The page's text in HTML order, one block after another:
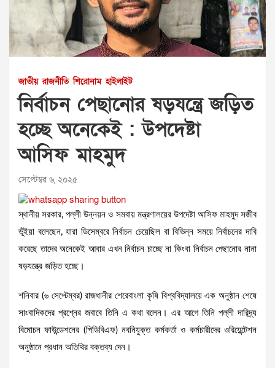
জাতীয় রাজনীতি শিরোনাম হাইলাইট
নির্বাচন পেছানোর ষড়যন্ত্রে জড়িত
হচ্ছে অনেকেই : উপদেষ্টা
আসিফ মাহমুদ
সেপ্টেম্বর ৬, ২০২৫
স্থানীয় সরকার, পল্লী উন্নয়ন ও সমবায় মন্ত্রণালয়ের উপদেষ্টা আসিফ মাহমুদ সজীব
ভূঁইয়া বলেছেন, যারা ডিসেম্বরে নির্বাচন চেয়েছিল বা বিভিন্ন সময়ে নির্বাচনের দাবি
করেছে তাদের অনেকেই আবার এখন নির্বাচন চাচ্ছে না কিংবা নির্বাচন পেছানোর নানা
ষড়যন্ত্রে জড়িত হচ্ছে।
শনিবার (৬ সেপ্টেম্বর) রাজধানীর শেরেবাংলা কৃষি বিশ্ববিদ্যালয়ে এক অনুষ্ঠান শেষে
সাংবাদিকদের প্রশ্নের জবাবে তিনি এ কথা বলেন। এর আগে তিনি পল্লী দারিদ্র্য
বিমোচন ফাউন্ডেশনের (পিডিবিএফ) নবনিযুক্ত কর্মকর্তা ও কর্মচারীদের ওরিয়েন্টেশন
অনুষ্ঠানে প্রধান অতিথির বক্তব্য দেন।